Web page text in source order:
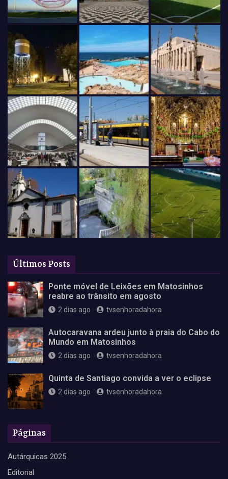
Últimos Posts
Ponte móvel de Leixões em Matosinhos
reabre ao trânsito em agosto
2 dias ago tvsenhoradahora
Autocaravana ardeu junto à praia do Cabo do
Mundo em Matosinhos
2 dias ago tvsenhoradahora
Quinta de Santiago convida a ver o eclipse
2 dias ago tvsenhoradahora
Páginas
Autárquicas 2025
Editorial